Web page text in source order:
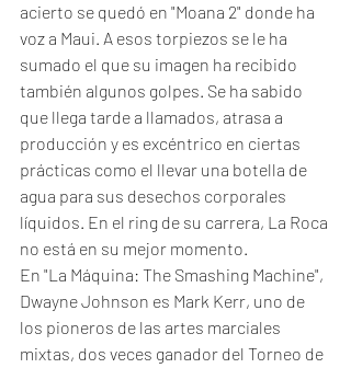
acierto se quedó en "Moana 2" donde ha
voz a Maui. A esos torpiezos se le ha
sumado el que su imagen ha recibido
también algunos golpes. Se ha sabido
que llega tarde a llamados, atrasa a
producción y es excéntrico en ciertas
prácticas como el llevar una botella de
agua para sus desechos corporales
líquidos. En el ring de su carrera, La Roca
no está en su mejor momento.
En "La Máquina: The Smashing Machine",
Dwayne Johnson es Mark Kerr, uno de
los pioneros de las artes marciales
mixtas, dos veces ganador del Torneo de